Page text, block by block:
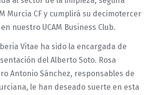
Murcia CF y cumplirá su decimotercer
nuestro UCAM Business Club.
Vitae ha sido la encargada de
del Alberto Soto. Rosa
Antonio Sánchez, responsables de
le han deseado suerte en esta